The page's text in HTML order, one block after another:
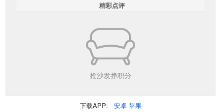
精彩点评
抢沙发挣积分
下载APP: 安卓 苹果